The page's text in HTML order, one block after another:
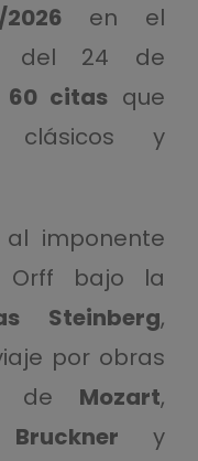
en el
del 24 de
60 citas que
clásicos y
imponente
bajo la
Steinberg,
por obras
de Mozart,
Bruckner y